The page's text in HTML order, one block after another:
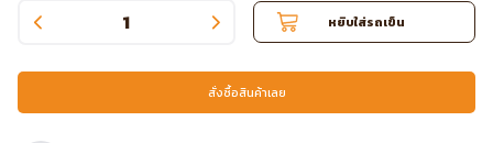
หยิบใส่รถเข็น
สั่งซื้อสินค้าเลย